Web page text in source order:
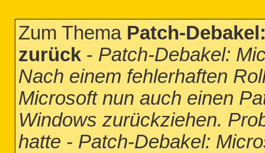
Zum Thema Patch-
zurück - Patch-Debakel:
Nach einem fehlerhaften
Microsoft nun auch einen
Windows zurückziehen.
hatte - Patch-Debakel: